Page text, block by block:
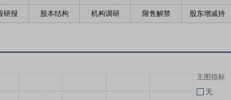
研报 股本结构 机构调研 限售解禁 股东增减持
主图指标
无